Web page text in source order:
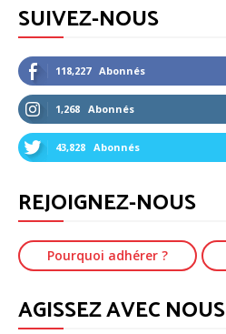
SUIVEZ-NOUS
118,227 Abonnés
1,268 Abonnés
43,828 Abonnés
REJOIGNEZ-NOUS
Pourquoi adhérer ?
AGISSEZ AVEC NOUS